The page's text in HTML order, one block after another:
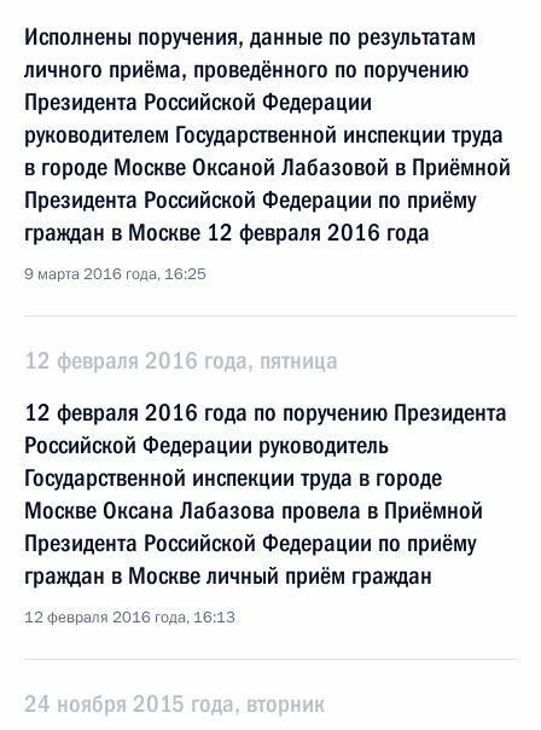
Исполнены поручения, данные по результатам
личного приёма, проведённого по поручению
Президента Российской Федерации
руководителем Государственной инспекции труда
в городе Москве Оксаной Лабазовой в Приёмной
Президента Российской Федерации по приёму
граждан в Москве 12 февраля 2016 года
9 марта 2016 года, 16:25
12 февраля 2016 года, пятница
12 февраля 2016 года по поручению Президента
Российской Федерации руководитель
Государственной инспекции труда в городе
Москве Оксана Лабазова провела в Приёмной
Президента Российской Федерации по приёму
граждан в Москве личный приём граждан
12 февраля 2016 года, 16:13
24 ноября 2015 года, вторник